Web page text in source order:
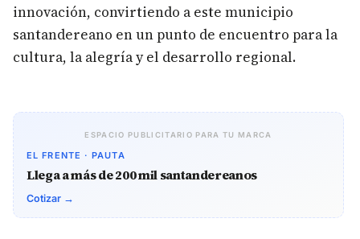
innovación, convirtiendo a este municipio
santandereano en un punto de encuentro para la
cultura, la alegría y el desarrollo regional.
ESPACIO PUBLICITARIO PARA TU MARCA
EL FRENTE · PAUTA
Llega a más de 200 mil santandereanos
Cotizar →